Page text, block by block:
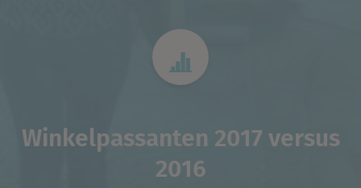
Winkelpassanten 2017 versus
2016